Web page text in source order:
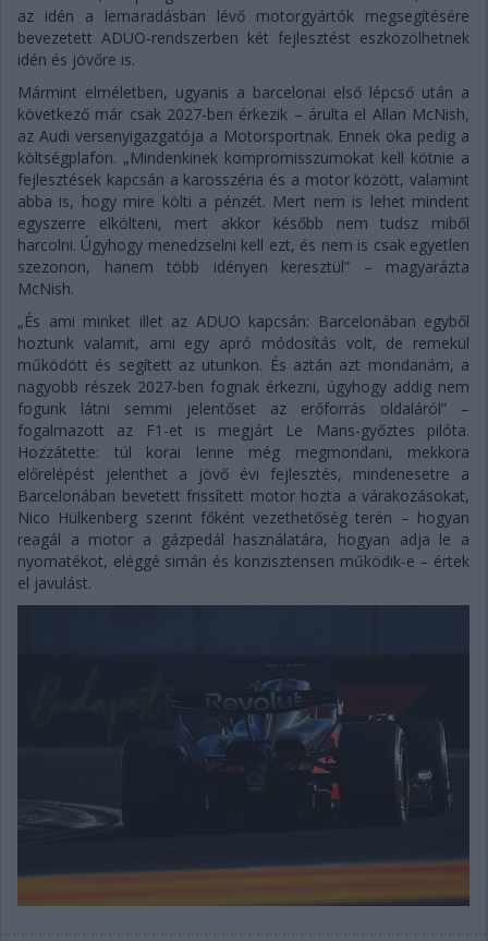
az idén a lemaradásban lévő motorgyártók megsegítésére
bevezetett ADUO-rendszerben két fejlesztést eszközölhetnek
idén és jövőre is.
Mármint elméletben, ugyanis a barcelonai első lépcső után a
következő már csak 2027-ben érkezik – árulta el Allan McNish,
az Audi versenyigazgatója a Motorsportnak. Ennek oka pedig a
költségplafon. „Mindenkinek kompromisszumokat kell kötnie a
fejlesztések kapcsán a karosszéria és a motor között, valamint
abba is, hogy mire költi a pénzét. Mert nem is lehet mindent
egyszerre elkölteni, mert akkor később nem tudsz miből
harcolni. Úgyhogy menedzselni kell ezt, és nem is csak egyetlen
szezonon, hanem több idényen keresztül” – magyarázta
McNish.
„És ami minket illet az ADUO kapcsán: Barcelonában egyből
hoztunk valamit, ami egy apró módosítás volt, de remekül
működött és segített az utunkon. És aztán azt mondanám, a
nagyobb részek 2027-ben fognak érkezni, úgyhogy addig nem
fogunk látni semmi jelentőset az erőforrás oldaláról” –
fogalmazott az F1-et is megjárt Le Mans-győztes pilóta.
Hozzátette: túl korai lenne még megmondani, mekkora
előrelépést jelenthet a jövő évi fejlesztés, mindenesetre a
Barcelonában bevetett frissített motor hozta a várakozásokat,
Nico Hülkenberg szerint főként vezethetőség terén – hogyan
reagál a motor a gázpedál használatára, hogyan adja le a
nyomatékot, eléggé simán és konzisztensen működik-e – értek
el javulást.